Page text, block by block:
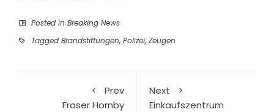
Posted in Breaking News
Tagged Brandstiftungen, Polizei, Zeugen
Prev
Fraser Hornby
Next
Einkaufszentrum